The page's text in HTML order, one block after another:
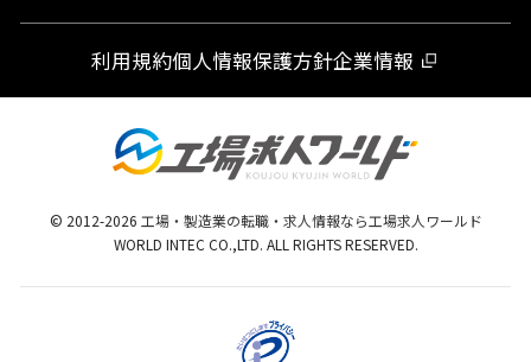
利用規約個人情報保護方針企業情報
© 2012-2026 工場・製造業の転職・求人情報なら工場求人ワールド
WORLD INTEC CO.,LTD. ALL RIGHTS RESERVED.